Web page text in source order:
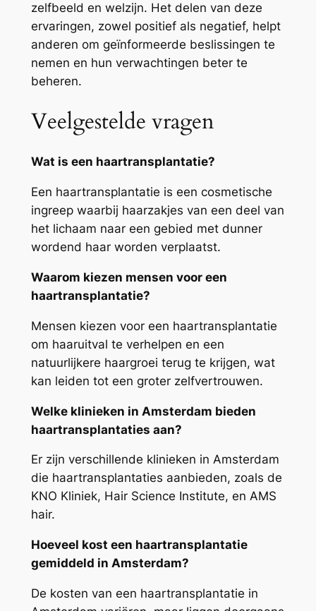
zelfbeeld en welzijn. Het delen van deze
ervaringen, zowel positief als negatief, helpt
anderen om geïnformeerde beslissingen te
nemen en hun verwachtingen beter te
beheren.
Veelgestelde vragen
Wat is een haartransplantatie?
Een haartransplantatie is een cosmetische
ingreep waarbij haarzakjes van een deel van
het lichaam naar een gebied met dunner
wordend haar worden verplaatst.
Waarom kiezen mensen voor een
haartransplantatie?
Mensen kiezen voor een haartransplantatie
om haaruitval te verhelpen en een
natuurlijkere haargroei terug te krijgen, wat
kan leiden tot een groter zelfvertrouwen.
Welke klinieken in Amsterdam bieden
haartransplantaties aan?
Er zijn verschillende klinieken in Amsterdam
die haartransplantaties aanbieden, zoals de
KNO Kliniek, Hair Science Institute, en AMS
hair.
Hoeveel kost een haartransplantatie
gemiddeld in Amsterdam?
De kosten van een haartransplantatie in